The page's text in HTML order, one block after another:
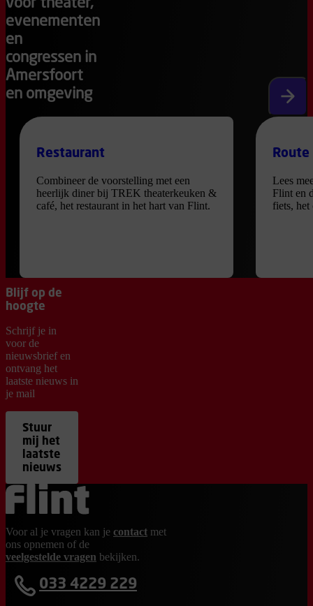
voor theater,
evenementen
en
congressen in
Amersfoort
en omgeving
Restaurant
Combineer de voorstelling met een
heerlijk diner bij TREK theaterkeuken &
café, het restaurant in het hart van Flint.
Lees
Flint en
fiets, het
Blijf op de
hoogte
Schrijf je in
voor de
nieuwsbrief en
ontvang het
laatste nieuws in
je mail
Stuur
mij het
laatste
nieuws
Ga terug naar de homepage
Voor al je vragen kan je contact met
ons opnemen of de
veelgestelde vragen bekijken.
033 4229 229